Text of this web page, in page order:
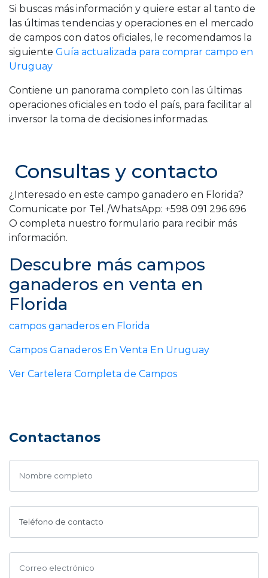
Si buscas más información y quiere estar al tanto de
las últimas tendencias y operaciones en el mercado
de campos con datos oficiales, le recomendamos la
siguiente Guía actualizada para comprar campo en
Uruguay
Contiene un panorama completo con las últimas
operaciones oficiales en todo el país, para facilitar al
inversor la toma de decisiones informadas.
Consultas y contacto
¿Interesado en este campo ganadero en Florida?
Comunicate por Tel./WhatsApp: +598 091 296 696
O completa nuestro formulario para recibir más
información.
Descubre más campos
ganaderos en venta en
Florida
campos ganaderos en Florida
Campos Ganaderos En Venta En Uruguay
Ver Cartelera Completa de Campos
Contactanos